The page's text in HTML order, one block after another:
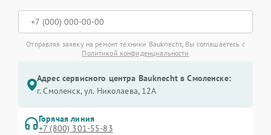
Отправляя заявку на ремонт техники Bauknecht, Вы соглашаетесь с
Политикой конфиденциальности
Адрес сервисного центра Bauknecht в Смоленске:
г. Смоленск, ул. Николаева, 12А
Горячая линия
+7 (800) 301-55-83